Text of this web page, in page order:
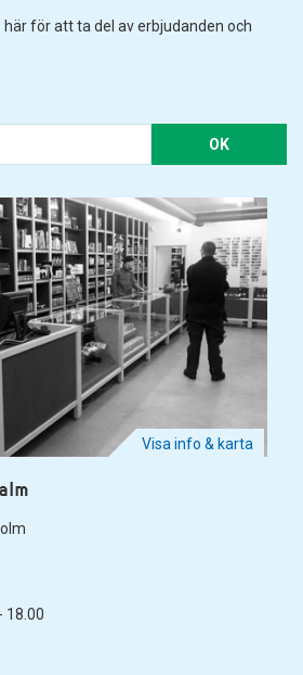
för att ta del av erbjudanden och
OK
Visa info & karta
18.00